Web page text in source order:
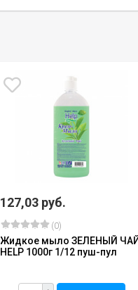
127,03 руб.
(0)
Жидкое мыло ЗЕЛЕНЫЙ
HELP 1000г 1/12 пуш-пул